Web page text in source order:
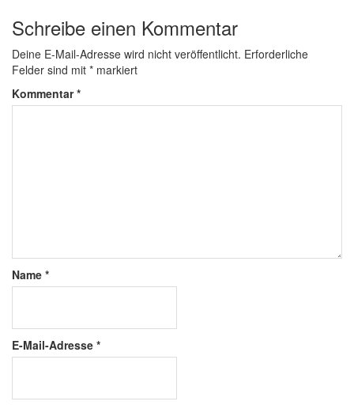
Schreibe einen Kommentar
Deine E-Mail-Adresse wird nicht veröffentlicht. Erforderliche
Felder sind mit * markiert
Kommentar*
Name *
E-Mail-Adresse *